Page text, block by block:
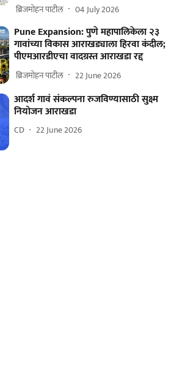
​ ब्रिजमोहन पाटील 04 July 2026
Pune Expansion: पुणे महापालिकेला २३
गावांच्या विकास आराखड्याला हिरवा कंदील;
पीएमआरडीएचा वादग्रस्त आराखडा रद्द
​ ब्रिजमोहन पाटील 22 June 2026
आदर्श गावं संकल्पना रुजविण्यासाठी सुक्ष्म
नियोजन आराखडा
CD 22 June 2026